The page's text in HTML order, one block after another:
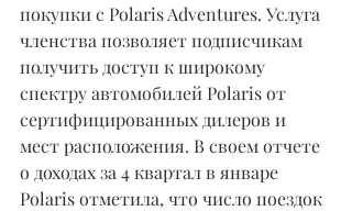
покупки с Polaris Adventures. Услуга
членства позволяет подписчикам
получить доступ к широкому
спектру автомобилей Polaris от
сертифицированных дилеров и
мест расположения. В своем отчете
о доходах за 4 квартал в январе
Polaris отметила, что число поездок